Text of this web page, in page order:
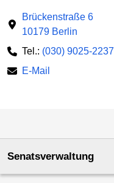
Brückenstraße 6
10179 Berlin
Tel.: (030) 9025-2237
E-Mail
Senatsverwaltung